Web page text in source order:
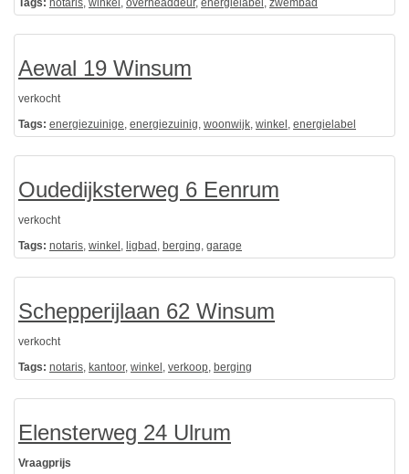
Tags: notaris, winkel , overheaddeur, energielabel , zwembad
Aewal 19 Winsum
verkocht
Tags: energiezuinige, energiezuinig, woonwijk, winkel , energielabel
Oudedijksterweg 6 Eenrum
verkocht
Tags: notaris, winkel , ligbad , berging, garage
Schepperijlaan 62 Winsum
verkocht
Tags: notaris, kantoor, winkel , verkoop, berging
Elensterweg 24 Ulrum
Vraagprijs